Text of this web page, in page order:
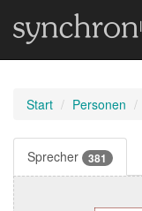
Start Personen
Sprecher 381